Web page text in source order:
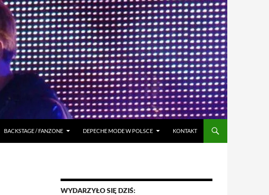
BACKSTAGE / FANZONE DEPECHE MODE W POLSCE KONTAKT
WYDARZYŁO SIĘ DZIŚ: